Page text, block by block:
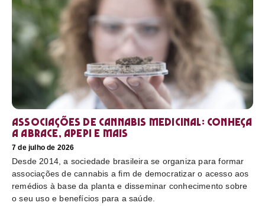
Associações de cannabis medicinal: conheça
a Abrace, Apepi e mais
7 de julho de 2026
Desde 2014, a sociedade brasileira se organiza para formar
associações de cannabis a fim de democratizar o acesso aos
remédios à base da planta e disseminar conhecimento sobre
o seu uso e benefícios para a saúde.